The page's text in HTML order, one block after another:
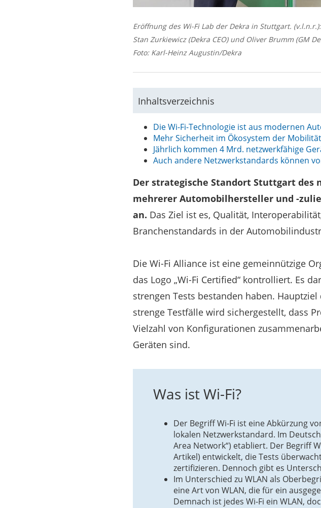
Eröffnung des Wi-Fi Lab der Dekra in Stuttgart.
Stan Zurkiewicz (Dekra CEO) und Oliver Brumm (GM
Foto: Karl-Heinz Augustin/Dekra
Inhaltsverzeichnis
Die Wi-Fi-Technologie ist aus modernen
Mehr Sicherheit im Ökosystem der Mobilität
Jährlich kommen 4 Mrd. netzwerkfähige
Auch andere Netzwerkstandards können
Der strategische Standort Stuttgart des
mehrerer Automobilhersteller und -
an. Das Ziel ist es, Qualität,
Branchenstandards in der
Die Wi-Fi Alliance ist eine gemeinnützige
das Logo „Wi-Fi Certified“ kontrolliert. Es
strengen Tests bestanden haben.
strenge Testfälle wird sichergestellt, dass
Vielzahl von Konfigurationen
Geräten sind.
Was ist Wi-Fi?
Der Begriff Wi-Fi ist eine Abkürzung
lokalen Netzwerkstandard. Im
Area Network“) etabliert. Der Begriff
Artikel) entwickelt, die Tests
zertifizieren. Dennoch gibt es
Im Unterschied zu WLAN als
eine Art von WLAN, die für ein
Demnach ist jedes Wi-Fi ein WLAN,